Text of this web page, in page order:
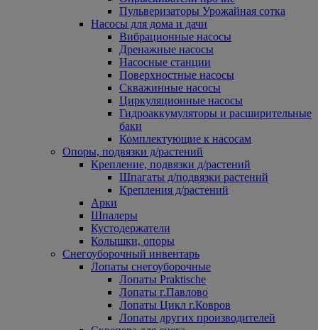
Пульверизаторы Урожайная сотка
Насосы для дома и дачи
Вибрационные насосы
Дренажные насосы
Насосные станции
Поверхностные насосы
Скважинные насосы
Циркуляционные насосы
Гидроаккумуляторы и расширительные
баки
Комплектующие к насосам
Опоры, подвязки д/растений
Крепление, подвязки д/растений
Шпагаты д/подвязки растений
Крепления д/растений
Арки
Шпалеры
Кустодержатели
Колышки, опоры
Снегоуборочный инвентарь
Лопаты снегоуборочные
Лопаты Praktische
Лопаты г.Павлово
Лопаты Цикл г.Ковров
Лопаты других производителей